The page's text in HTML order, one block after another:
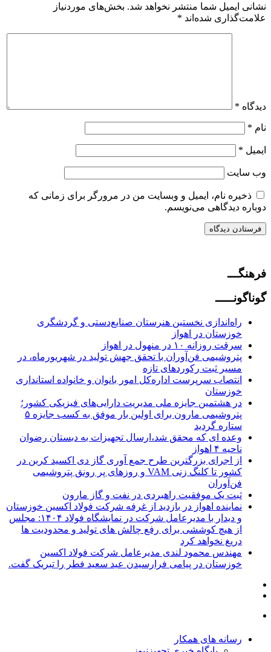
نشانی ایمیل شما منتشر نخواهد شد. بخش‌های موردنیاز
علامت‌گذاری شده‌اند *
دیدگاه *
نام *
ایمیل *
وب‌ سایت
ذخیره نام، ایمیل و وبسایت من در مرورگر برای زمانی که
دوباره دیدگاهی می‌نویسم.
فرهنگـــ
گوناگونـــــ
راه‌اندازی نخستین هنرستان صنایع‌دستی و گردشگری
خوزستان در اهواز
سرقت روزانه ۱۰ در منهول در اهواز
پتروشیمی فن‌آوران با تحقق جهش تولید در شهریورماه، در
مسیر ثبت رکوردهای تازه
انتصاب سرپرست اداره‌کل امور بانوان و خانواده استانداری
خوزستان
در هشتمین جایزه ملی مدیریت دارایی‌های فیزیکی کشور؛
پتروشیمی مارون برای اولین بار موفق به کسب جایزه ۵
ستاره گردید
وعده ای که محقق شد،ارسال تجهیزات به دبستان رضوان
ناحیه ۴ اهواز
از اجرای بزرگترین طرح جمع آوری گاز دی اکسید کربن در
کشور تا کلنگ زنی VAM و روزهای پر رونق پتروشیمی
فن‌آوران
ثبت یک موفقیت راهبردی در نفت و گاز مارون
نماینده اهواز در بازدید از غرفه شرکت فولاد اکسین خوزستان
و دیدار با مدیرعامل شرکت در نمایشگاه فولاد ۱۴۰۴: مجلس
از هیچ کوششی برای رفع چالش های تولید و محدودیت ها
دریغ نخواهد کرد
مهندس محمود لندی مدیرعامل شرکت فولاد اکسین
خوزستان در پیامی فرارسیدن عید سعید فطر را تبریک گفت.
رسانه های همکار